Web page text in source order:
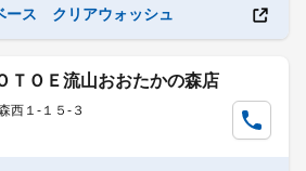
ス クリアウォッシュ
ＴＯＥ流山おおたかの森店
西１-１５-３